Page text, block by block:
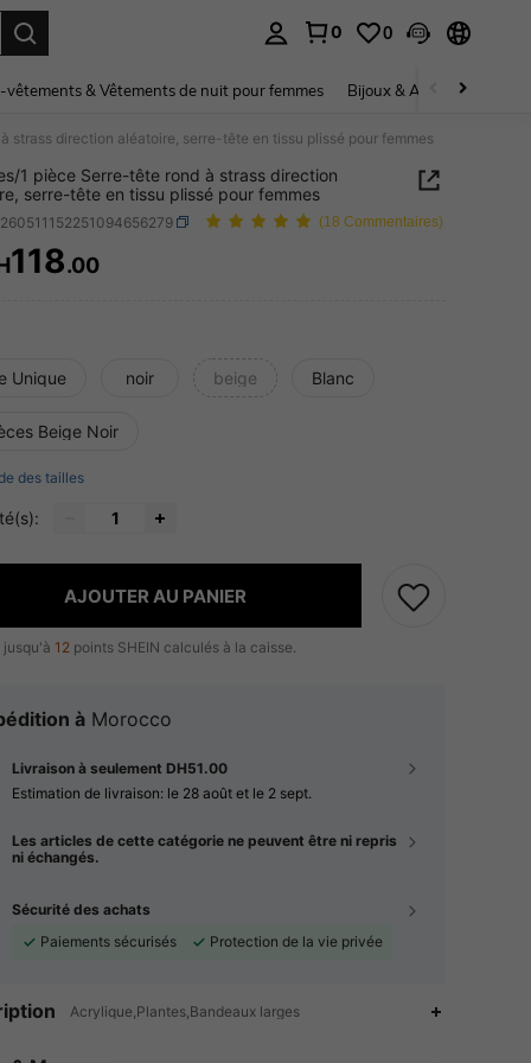
0 0
vêtements & Vêtements de nuit pour femmes Bijoux & Accessoires pour
strass direction aléatoire, serre-tête en tissu plissé pour femmes
1 pièce Serre-tête rond à strass direction
serre-tête en tissu plissé pour femmes
(18 Commentaires)
AND AVAILABILITY
118.00
Unique noir beige Blanc
Beige Noir
des tailles
AJOUTER AU PANIER
jusqu'à 12 points SHEIN calculés à la caisse.
à Morocco
Livraison à seulement DH51.00
Estimation de livraison: le 28 août et le 2 sept.
Les articles de cette catégorie ne peuvent être ni repris
ni échangés.
Sécurité des achats
Paiements sécurisés
Protection de la vie privée
Acrylique,Plantes,Bandeaux larges